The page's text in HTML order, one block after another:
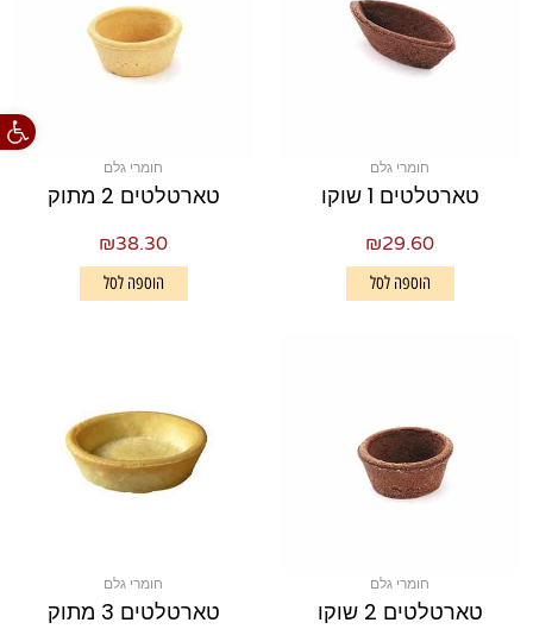
פתח
חומרי גלם
טארטלטים 1 שוקו
₪29.60
הוספה לסל
חומרי גלם
טארטלטים 2 מתוק
₪38.30
הוספה לסל
חומרי גלם
טארטלטים 2 שוקו
חומרי גלם
טארטלטים 3 מתוק